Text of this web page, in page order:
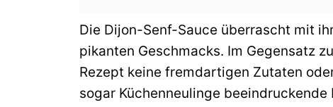
Die Dijon-Senf-Sauce überrascht mit
pikanten Geschmacks. Im Gegensatz
Rezept keine fremdartigen Zutaten
sogar Küchenneulinge beeindruckende